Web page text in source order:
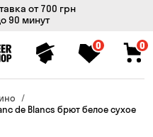
от 700 грн
90 минут
0 0
de Blancs брют белое сухое